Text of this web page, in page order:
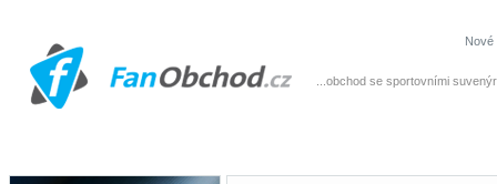
...obchod se sportovními
Nové